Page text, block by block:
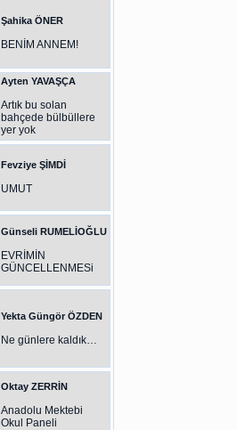
Şahika ÖNER
BENİM ANNEM!
Ayten YAVAŞÇA
Artık bu solan
bahçede bülbüllere
yer yok
Fevziye ŞİMDİ
UMUT
Günseli RUMELİOĞLU
EVRİMİN
GÜNCELLENMESi
Yekta Güngör ÖZDEN
Ne günlere kaldık…
Oktay ZERRİN
Anadolu Mektebi
Okul Paneli